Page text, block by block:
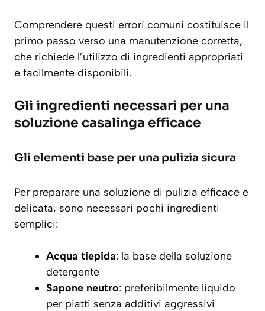
Comprendere questi errori comuni costituisce il
primo passo verso una manutenzione corretta,
che richiede l’utilizzo di ingredienti appropriati
e facilmente disponibili.
Gli ingredienti necessari per una
soluzione casalinga efficace
Gli elementi base per una pulizia sicura
Per preparare una soluzione di pulizia efficace e
delicata, sono necessari pochi ingredienti
semplici:
Acqua tiepida: la base della soluzione
detergente
Sapone neutro: preferibilmente liquido
per piatti senza additivi aggressivi